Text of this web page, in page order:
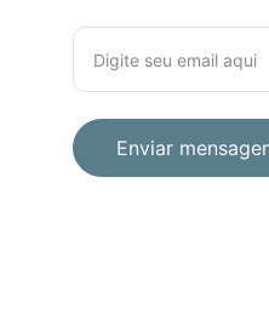
Enviar